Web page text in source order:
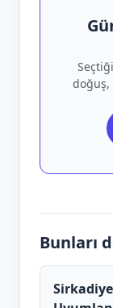
doğuş,
Bunları